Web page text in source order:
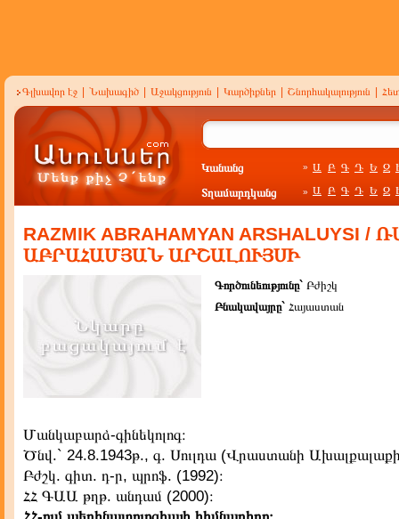
Գլխավոր էջ Նախագիծ Աջակցություն Կարծիքներ Շնորհակալություն
Կանանց » Ա Բ Գ Դ Ե Զ
Տղամարդկանց » Ա Բ Գ Դ Ե Զ
RAZMIK ABRAHAMYAN ARSHALUYSI /
ԱԲՐԱՀԱՄՅԱՆ ԱՐՇԱԼՈՒՅՍԻ
Գործունեությունը` Բժիշկ
Բնակավայրը` Հայաստան
Մանկաբարձ-գինեկոլոգ։
Ծնվ.` 24.8.1943թ., գ. Սուլդա (Վրաստանի
Բժշկ. գիտ. դ-ր, պրոֆ. (1992)։
ՀՀ ԳԱԱ թղթ. անդամ (2000)։